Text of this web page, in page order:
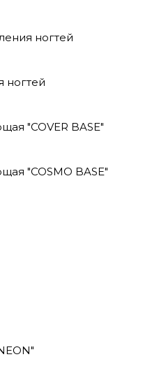
ногтей
ногтей
"COVER BASE"
"COSMO BASE"